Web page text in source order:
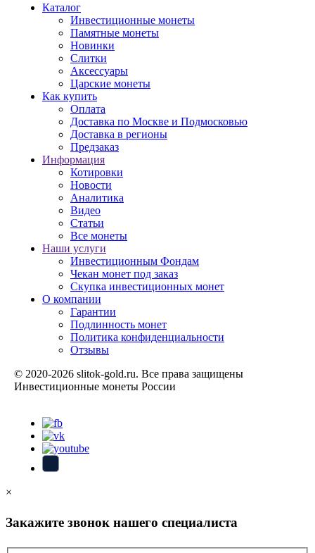
Каталог
Инвестиционные монеты
Памятные монеты
Новинки
Слитки
Аксессуары
Царские монеты
Как купить
Оплата
Доставка по Москве и Подмосковью
Доставка в регионы
Предзаказ
Информация
Котировки
Новости
Аналитика
Видео
Статьи
Все монеты
Наши услуги
Инвестиционным Фондам
Чекан монет под заказ
Скупка инвестиционных монет
О компании
Гарантии
Подлинность монет
Политика конфиденциальности
Отзывы
© 2020-2026 slitok-gold.ru. Все права защищены
Инвестиционные монеты России
×
Закажите звонок нашего специалиста